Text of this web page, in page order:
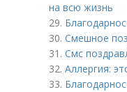
на всю жизнь
29.
30. Смешное
31. Смс
32. Аллергия:
33.